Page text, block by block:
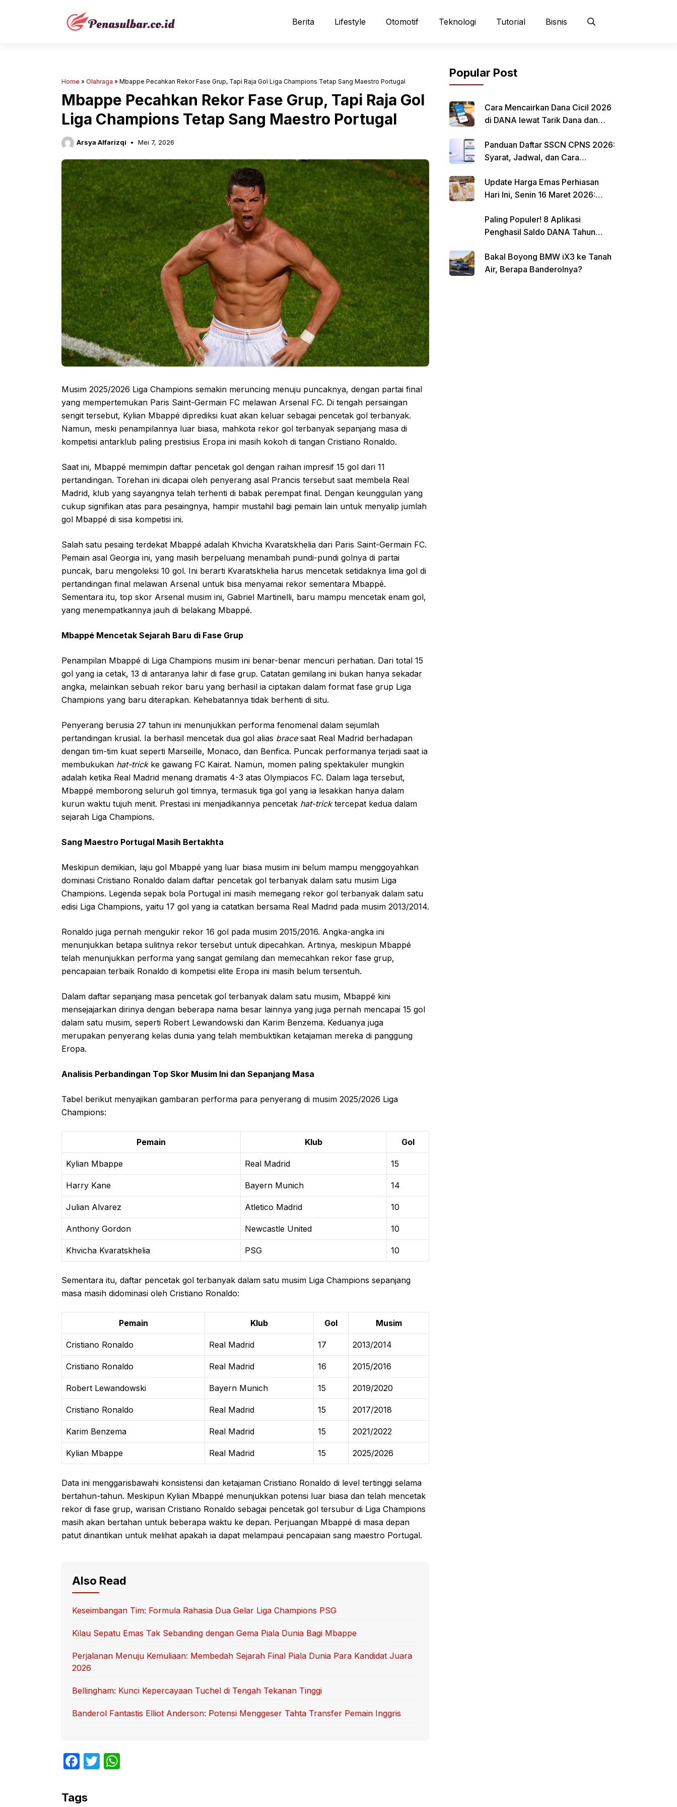
Berita Lifestyle Otomotif Teknologi Tutorial Bisnis
Home » Olahraga » Mbappe Pecahkan Rekor Fase Grup, Tapi Raja Gol Liga Champions Tetap Sang Maestro Portugal
Mbappe Pecahkan Rekor Fase Grup, Tapi Raja Gol
Liga Champions Tetap Sang Maestro Portugal
Arsya Alfarizqi Mei 7, 2026
Musim 2025/2026 Liga Champions semakin meruncing menuju puncaknya, dengan partai final
yang mempertemukan Paris Saint-Germain FC melawan Arsenal FC. Di tengah persaingan
sengit tersebut, Kylian Mbappé diprediksi kuat akan keluar sebagai pencetak gol terbanyak.
Namun, meski penampilannya luar biasa, mahkota rekor gol terbanyak sepanjang masa di
kompetisi antarklub paling prestisius Eropa ini masih kokoh di tangan Cristiano Ronaldo.
Saat ini, Mbappé memimpin daftar pencetak gol dengan raihan impresif 15 gol dari 11
pertandingan. Torehan ini dicapai oleh penyerang asal Prancis tersebut saat membela Real
Madrid, klub yang sayangnya telah terhenti di babak perempat final. Dengan keunggulan yang
cukup signifikan atas para pesaingnya, hampir mustahil bagi pemain lain untuk menyalip jumlah
gol Mbappé di sisa kompetisi ini.
Salah satu pesaing terdekat Mbappé adalah Khvicha Kvaratskhelia dari Paris Saint-Germain FC.
Pemain asal Georgia ini, yang masih berpeluang menambah pundi-pundi golnya di partai
puncak, baru mengoleksi 10 gol. Ini berarti Kvaratskhelia harus mencetak setidaknya lima gol di
pertandingan final melawan Arsenal untuk bisa menyamai rekor sementara Mbappé.
Sementara itu, top skor Arsenal musim ini, Gabriel Martinelli, baru mampu mencetak enam gol,
yang menempatkannya jauh di belakang Mbappé.
Mbappé Mencetak Sejarah Baru di Fase Grup
Penampilan Mbappé di Liga Champions musim ini benar-benar mencuri perhatian. Dari total 15
gol yang ia cetak, 13 di antaranya lahir di fase grup. Catatan gemilang ini bukan hanya sekadar
angka, melainkan sebuah rekor baru yang berhasil ia ciptakan dalam format fase grup Liga
Champions yang baru diterapkan. Kehebatannya tidak berhenti di situ.
Penyerang berusia 27 tahun ini menunjukkan performa fenomenal dalam sejumlah
pertandingan krusial. Ia berhasil mencetak dua gol alias bracesaat Real Madrid berhadapan
dengan tim-tim kuat seperti Marseille, Monaco, dan Benfica. Puncak performanya terjadi saat ia
membukukan hat-trickke gawang FC Kairat. Namun, momen paling spektakuler mungkin
adalah ketika Real Madrid menang dramatis 4-3 atas Olympiacos FC. Dalam laga tersebut,
Mbappé memborong seluruh gol timnya, termasuk tiga gol yang ia lesakkan hanya dalam
kurun waktu tujuh menit. Prestasi ini menjadikannya pencetak hat-tricktercepat kedua dalam
sejarah Liga Champions.
Sang Maestro Portugal Masih Bertakhta
Meskipun demikian, laju gol Mbappé yang luar biasa musim ini belum mampu menggoyahkan
dominasi Cristiano Ronaldo dalam daftar pencetak gol terbanyak dalam satu musim Liga
Champions. Legenda sepak bola Portugal ini masih memegang rekor gol terbanyak dalam satu
edisi Liga Champions, yaitu 17 gol yang ia catatkan bersama Real Madrid pada musim 2013/2014.
Ronaldo juga pernah mengukir rekor 16 gol pada musim 2015/2016. Angka-angka ini
menunjukkan betapa sulitnya rekor tersebut untuk dipecahkan. Artinya, meskipun Mbappé
telah menunjukkan performa yang sangat gemilang dan memecahkan rekor fase grup,
pencapaian terbaik Ronaldo di kompetisi elite Eropa ini masih belum tersentuh.
Dalam daftar sepanjang masa pencetak gol terbanyak dalam satu musim, Mbappé kini
mensejajarkan dirinya dengan beberapa nama besar lainnya yang juga pernah mencapai 15 gol
dalam satu musim, seperti Robert Lewandowski dan Karim Benzema. Keduanya juga
merupakan penyerang kelas dunia yang telah membuktikan ketajaman mereka di panggung
Eropa.
Analisis Perbandingan Top Skor Musim Ini dan Sepanjang Masa
Tabel berikut menyajikan gambaran performa para penyerang di musim 2025/2026 Liga
Champions:
Pemain Klub Gol
Kylian Mbappe Real Madrid 15
Harry Kane Bayern Munich 14
Julian Alvarez Atletico Madrid 10
Anthony Gordon Newcastle United 10
Khvicha Kvaratskhelia PSG 10
Sementara itu, daftar pencetak gol terbanyak dalam satu musim Liga Champions sepanjang
masa masih didominasi oleh Cristiano Ronaldo:
Pemain Klub Gol Musim
Cristiano Ronaldo Real Madrid 17 2013/2014
Cristiano Ronaldo Real Madrid 16 2015/2016
Robert Lewandowski Bayern Munich 15 2019/2020
Cristiano Ronaldo Real Madrid 15 2017/2018
Karim Benzema Real Madrid 15 2021/2022
Kylian Mbappe Real Madrid 15 2025/2026
Data ini menggarisbawahi konsistensi dan ketajaman Cristiano Ronaldo di level tertinggi selama
bertahun-tahun. Meskipun Kylian Mbappé menunjukkan potensi luar biasa dan telah mencetak
rekor di fase grup, warisan Cristiano Ronaldo sebagai pencetak gol tersubur di Liga Champions
masih akan bertahan untuk beberapa waktu ke depan. Perjuangan Mbappé di masa depan
patut dinantikan untuk melihat apakah ia dapat melampaui pencapaian sang maestro Portugal.
Also Read
Keseimbangan Tim: Formula Rahasia Dua Gelar Liga Champions PSG
Kilau Sepatu Emas Tak Sebanding dengan Gema Piala Dunia Bagi Mbappe
Perjalanan Menuju Kemuliaan: Membedah Sejarah Final Piala Dunia Para Kandidat Juara
2026
Bellingham: Kunci Kepercayaan Tuchel di Tengah Tekanan Tinggi
Banderol Fantastis Elliot Anderson: Potensi Menggeser Tahta Transfer Pemain Inggris
F
c
T
Tags
Popular Post
Cara Mencairkan Dana Cicil 2026
di DANA lewat Tarik Dana dan
Panduan Daftar SSCN CPNS 2026:
Syarat, Jadwal, dan Cara
Update Harga Emas Perhiasan
Hari Ini, Senin 16 Maret 2026:
Paling Populer! 8 Aplikasi
Penghasil Saldo DANA Tahun
Bakal Boyong BMW iX3 ke Tanah
Air, Berapa Banderolnya?